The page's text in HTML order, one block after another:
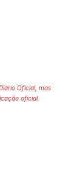
Oficial, mas
oficial.